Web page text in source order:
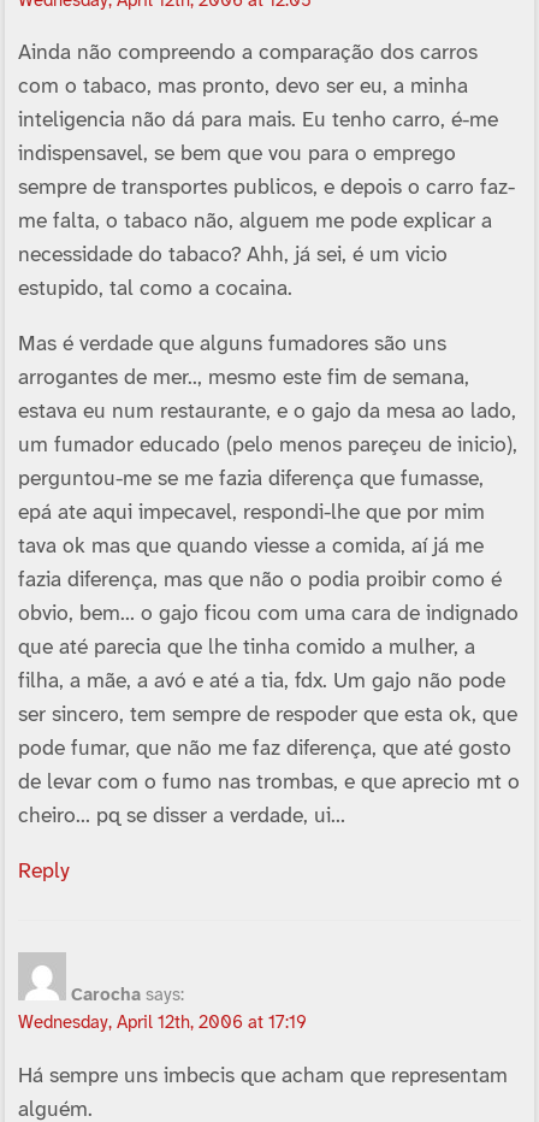
Ainda não compreendo a comparação dos carros
com o tabaco, mas pronto, devo ser eu, a minha
inteligencia não dá para mais. Eu tenho carro, é-me
indispensavel, se bem que vou para o emprego
sempre de transportes publicos, e depois o carro faz-
me falta, o tabaco não, alguem me pode explicar a
necessidade do tabaco? Ahh, já sei, é um vicio
estupido, tal como a cocaina.
Mas é verdade que alguns fumadores são uns
arrogantes de mer.., mesmo este fim de semana,
estava eu num restaurante, e o gajo da mesa ao lado,
um fumador educado (pelo menos pareçeu de inicio),
perguntou-me se me fazia diferença que fumasse,
epá ate aqui impecavel, respondi-lhe que por mim
tava ok mas que quando viesse a comida, aí­ já me
fazia diferença, mas que não o podia proibir como é
obvio, bem… o gajo ficou com uma cara de indignado
que até parecia que lhe tinha comido a mulher, a
filha, a mãe, a avó e até a tia, fdx. Um gajo não pode
ser sincero, tem sempre de respoder que esta ok, que
pode fumar, que não me faz diferença, que até gosto
de levar com o fumo nas trombas, e que aprecio mt o
cheiro… pq se disser a verdade, ui…
Reply
Carocha says:
Wednesday, April 12th, 2006 at 17:19
Há sempre uns imbecis que acham que representam
alguém.